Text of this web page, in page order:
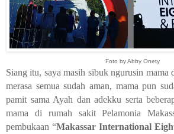
Foto by Abby Onety
Siang itu, saya masih sibuk ngurusin mama
merasa semua sudah aman, mama pun
pamit sama Ayah dan adekku serta
mama di rumah sakit Pelamonia
pembukaan “Makassar International